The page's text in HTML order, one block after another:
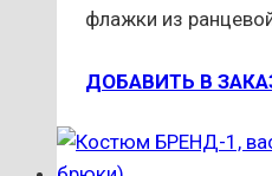
флажки из
ДОБАВИТЬ В